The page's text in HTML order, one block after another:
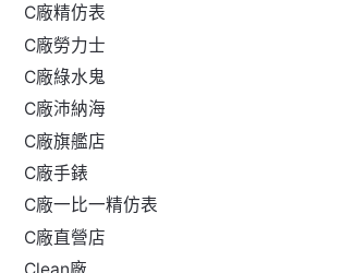
C廠精仿表
C廠勞力士
C廠綠水鬼
C廠沛納海
C廠旗艦店
C廠手錶
C廠一比一精仿表
C廠直營店